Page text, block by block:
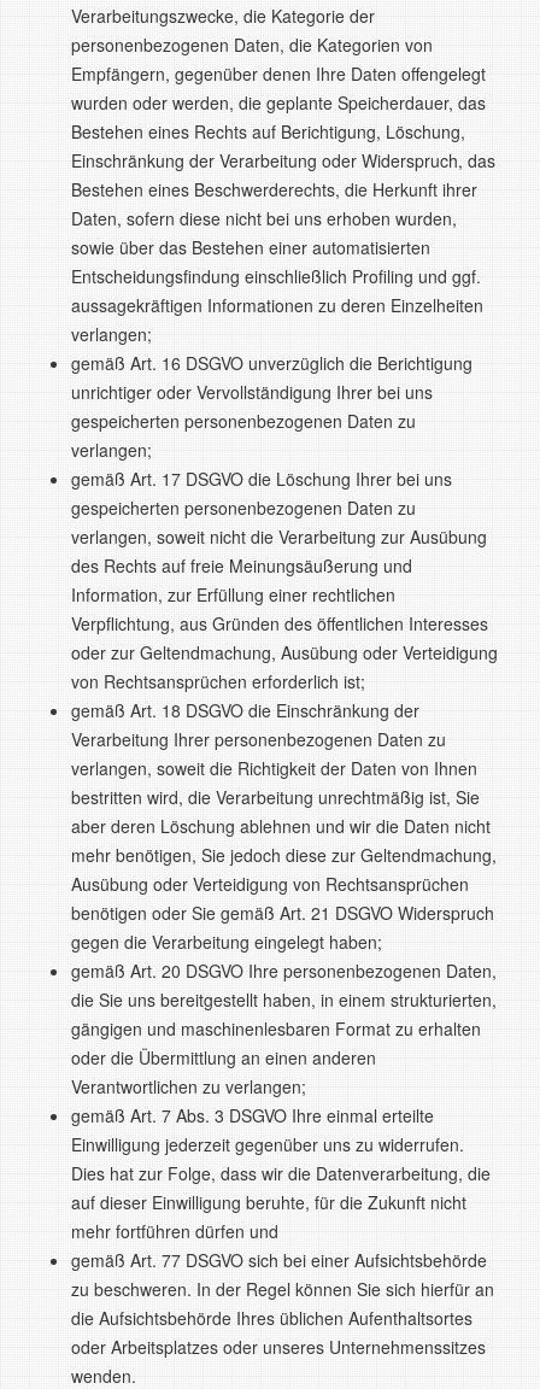
Verarbeitungszwecke, die Kategorie der
personenbezogenen Daten, die Kategorien von
Empfängern, gegenüber denen Ihre Daten offengelegt
wurden oder werden, die geplante Speicherdauer, das
Bestehen eines Rechts auf Berichtigung, Löschung,
Einschränkung der Verarbeitung oder Widerspruch, das
Bestehen eines Beschwerderechts, die Herkunft ihrer
Daten, sofern diese nicht bei uns erhoben wurden,
sowie über das Bestehen einer automatisierten
Entscheidungsfindung einschließlich Profiling und ggf.
aussagekräftigen Informationen zu deren Einzelheiten
verlangen;
gemäß Art. 16 DSGVO unverzüglich die Berichtigung
unrichtiger oder Vervollständigung Ihrer bei uns
gespeicherten personenbezogenen Daten zu
verlangen;
gemäß Art. 17 DSGVO die Löschung Ihrer bei uns
gespeicherten personenbezogenen Daten zu
verlangen, soweit nicht die Verarbeitung zur Ausübung
des Rechts auf freie Meinungsäußerung und
Information, zur Erfüllung einer rechtlichen
Verpflichtung, aus Gründen des öffentlichen Interesses
oder zur Geltendmachung, Ausübung oder Verteidigung
von Rechtsansprüchen erforderlich ist;
gemäß Art. 18 DSGVO die Einschränkung der
Verarbeitung Ihrer personenbezogenen Daten zu
verlangen, soweit die Richtigkeit der Daten von Ihnen
bestritten wird, die Verarbeitung unrechtmäßig ist, Sie
aber deren Löschung ablehnen und wir die Daten nicht
mehr benötigen, Sie jedoch diese zur Geltendmachung,
Ausübung oder Verteidigung von Rechtsansprüchen
benötigen oder Sie gemäß Art. 21 DSGVO Widerspruch
gegen die Verarbeitung eingelegt haben;
gemäß Art. 20 DSGVO Ihre personenbezogenen Daten,
die Sie uns bereitgestellt haben, in einem strukturierten,
gängigen und maschinenlesbaren Format zu erhalten
oder die Übermittlung an einen anderen
Verantwortlichen zu verlangen;
gemäß Art. 7 Abs. 3 DSGVO Ihre einmal erteilte
Einwilligung jederzeit gegenüber uns zu widerrufen.
Dies hat zur Folge, dass wir die Datenverarbeitung, die
auf dieser Einwilligung beruhte, für die Zukunft nicht
mehr fortführen dürfen und
gemäß Art. 77 DSGVO sich bei einer Aufsichtsbehörde
zu beschweren. In der Regel können Sie sich hierfür an
die Aufsichtsbehörde Ihres üblichen Aufenthaltsortes
oder Arbeitsplatzes oder unseres Unternehmenssitzes
wenden.